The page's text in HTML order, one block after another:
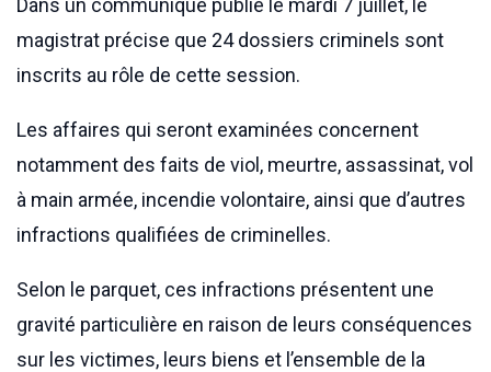
Dans un communiqué publié le mardi 7 juillet, le
magistrat précise que 24 dossiers criminels sont
inscrits au rôle de cette session.
Les affaires qui seront examinées concernent
notamment des faits de viol, meurtre, assassinat, vol
à main armée, incendie volontaire, ainsi que d’autres
infractions qualifiées de criminelles.
Selon le parquet, ces infractions présentent une
gravité particulière en raison de leurs conséquences
sur les victimes, leurs biens et l’ensemble de la